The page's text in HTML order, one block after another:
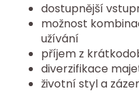
dostupnější
možnost
užívání
příjem z
diverzifikace
životní styl a